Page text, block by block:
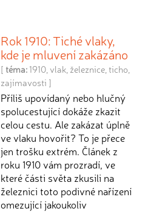
Rok 1910: Tiché vlaky,
kde je mluvení zakázáno
[ téma: 1910 vlak železnice ticho
zajímavosti ]
Příliš upovídaný nebo hlučný
spolucestující dokáže zkazit
celou cestu. Ale zakázat úplně
ve vlaku hovořit? To je přece
jen trošku extrém. Článek z
roku 1910 vám prozradí, ve
které části světa zkusili na
železnici toto podivné nařízení
omezující jakoukoliv